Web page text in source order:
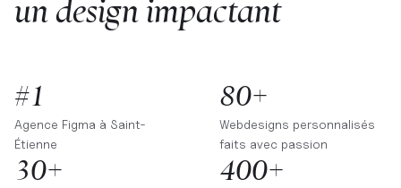
un design impactant
#1
Agence Figma à Saint-
Étienne
80+
Webdesigns personnalisés
faits avec passion
30+ 400+